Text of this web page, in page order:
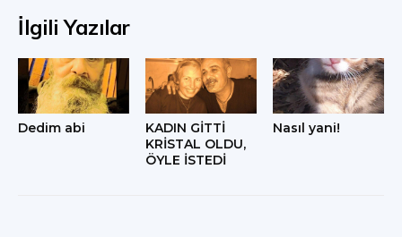
İlgili Yazılar
Dedim abi
KADIN GİTTİ
KRİSTAL OLDU,
ÖYLE İSTEDİ
Nasıl yani!